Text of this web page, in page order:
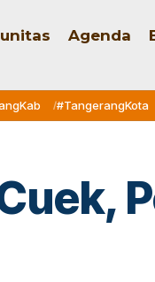
Agenda
#TangerangKota